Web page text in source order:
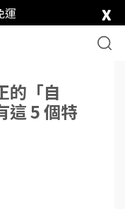
運 x
的「自
這 5 個特